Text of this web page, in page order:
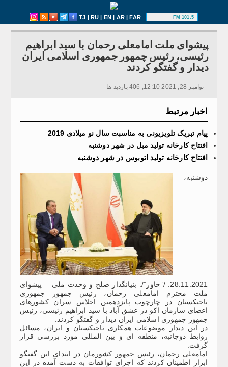
TJ | RU | EN | AR|FAR 101.5 FM
پیشوای ملت امامعلی رحمان با سید ابراهیم
رئیسی، رئیس چمهور جمهوری اسلامی ایران
دیدار و گفتگو کردند
نوامبر 28, 2021 12:10, 406 بازدید ها
اخبار مرتبط
پیام تبریک تلویزیونی به مناسبت سال نو میلادی 2019
افتتاح کارخانه تولید مبل در شهر دوشنبه
افتتاح کارخانه تولید اتوبوس در شهر دوشنبه
دوشنبه،
28.11.2021. /”خاور”/. بنیانگذار صلح و وحدت ملی – پیشوای
ملت محترم امامعلی رحمان، رئیس جمهور جمهوری
تاجیکستان در چارچوب پانزدهمین اجلاس سران کشورهای
اعضای سازمان اکو در عشق آباد با سید ابراهیم رئیسی، رئیس
جمهور جمهوری اسلامی ایران دیدار و گفتگو کردند.
در این دیدار موضوعات همکاری تاجیکستان و ایران، مسائل
روابط دوجانبه، منطقه ای و بین المللی مورد بررسی قرار
گرفت.
امامعلی رحمان، رئیس جمهور کشورمان در ابتدای این گفتگو
ابراز اطمینان کردند که اجرای توافقات به دست آمده در این